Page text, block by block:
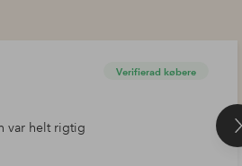
Verifierad købere
var helt rigtig